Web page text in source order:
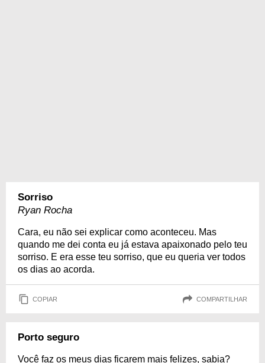
Sorriso
Ryan Rocha
Cara, eu não sei explicar como aconteceu. Mas
quando me dei conta eu já estava apaixonado pelo teu
sorriso. E era esse teu sorriso, que eu queria ver todos
os dias ao acorda.
COPIAR COMPARTILHAR
Porto seguro
Você faz os meus dias ficarem mais felizes, sabia?